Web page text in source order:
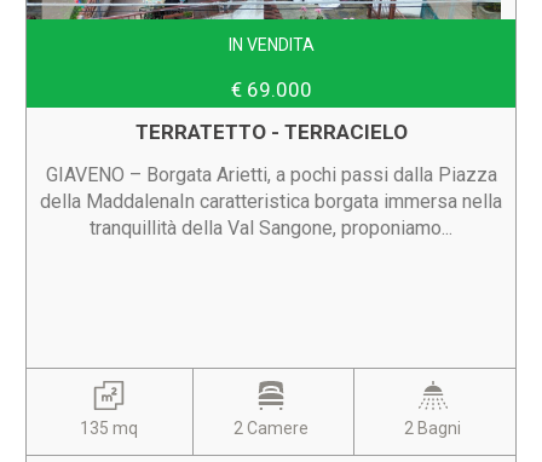
IN VENDITA
€ 69.000
TERRATETTO - TERRACIELO
GIAVENO – Borgata Arietti, a pochi passi dalla Piazza
della MaddalenaIn caratteristica borgata immersa nella
tranquillità della Val Sangone, proponiamo...
135 mq 2 Camere 2 Bagni